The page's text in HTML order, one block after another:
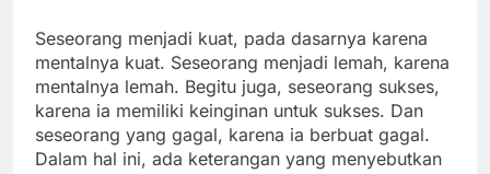
Seseorang menjadi kuat, pada dasarnya karena
mentalnya kuat. Seseorang menjadi lemah, karena
mentalnya lemah. Begitu juga, seseorang sukses,
karena ia memiliki keinginan untuk sukses. Dan
seseorang yang gagal, karena ia berbuat gagal.
Dalam hal ini, ada keterangan yang menyebutkan